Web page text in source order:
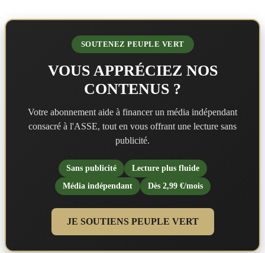
SOUTENEZ PEUPLE VERT
VOUS APPRÉCIEZ NOS
CONTENUS ?
Votre abonnement aide à financer un média indépendant
consacré à l'ASSE, tout en vous offrant une lecture sans
publicité.
Sans publicité
Lecture plus fluide
Média indépendant
Dès 2,99 €/mois
JE SOUTIENS PEUPLE VERT